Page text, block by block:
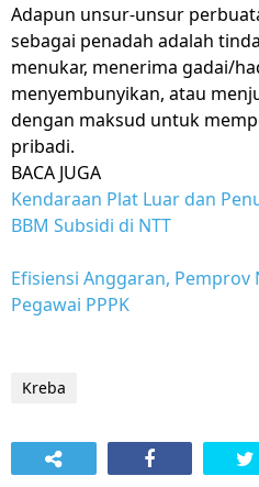
Adapun unsur-unsur
sebagai penadah adalah
menukar, menerima gadai/
menyembunyikan, atau
dengan maksud untuk
pribadi.
BACA JUGA
Kendaraan Plat Luar dan
BBM Subsidi di NTT
Efisiensi Anggaran, Pemprov
Pegawai PPPK
Kreba